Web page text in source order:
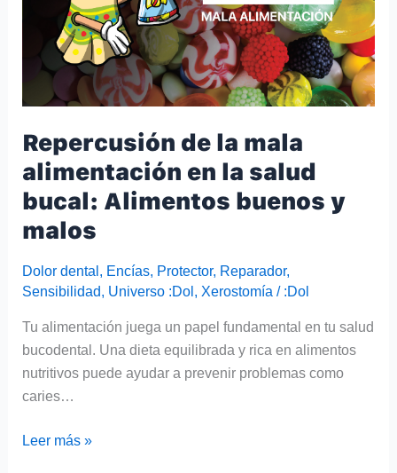
Repercusión de la mala
alimentación en la salud
bucal: Alimentos buenos y
malos
Dolor dental , Encías, Protector, Reparador,
Sensibilidad, Universo :Dol , Xerostomía / :Dol
Tu alimentación juega un papel fundamental en tu salud
bucodental. Una dieta equilibrada y rica en alimentos
nutritivos puede ayudar a prevenir problemas como
caries…
bucal:
Alimentos
buenos
y
malos
Leer más »